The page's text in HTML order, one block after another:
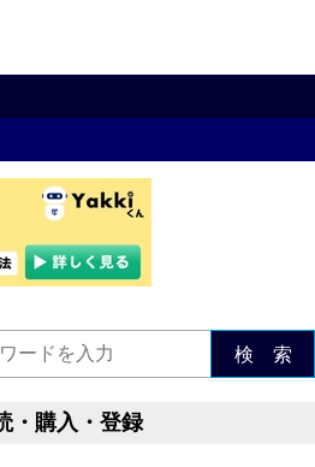
検 索
・購入・登録